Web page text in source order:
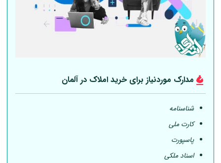
مدارک موردنیاز برای خرید املاک درآلمان
شناسنامه
کارت ملی
پاسپورت
اسناد ملکی